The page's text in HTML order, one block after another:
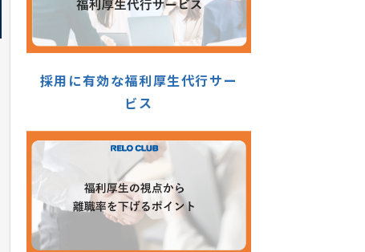
採用に有効な福利厚生代行サー
ビス